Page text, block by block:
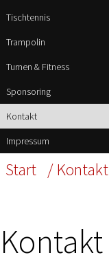
Tischtennis
Trampolin
Turnen & Fitness
Sponsoring
Kontakt
Impressum
/ Kontakt
Start
Kontakt